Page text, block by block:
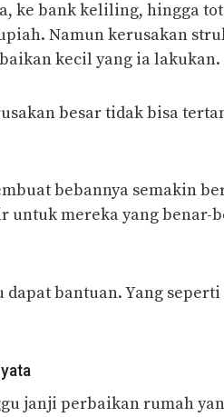
ke bank keliling, hingga
Namun kerusakan
kecil yang ia lakukan.
besar tidak bisa
bebannya semakin
untuk mereka yang benar-
dapat bantuan. Yang
janji perbaikan rumah